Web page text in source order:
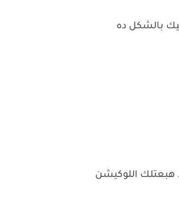
بالشكل ده
اللوكيشن